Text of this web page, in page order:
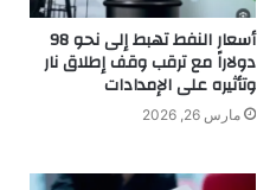
أسعار النفط تهبط إلى نحو 98
دولاراً مع ترقب وقف إطلاق نار
وتأثيره على الإمدادات
مارس 26, 2026